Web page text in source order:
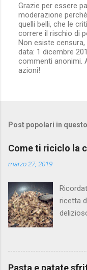
P
o
s
t
a
u
n
n
o
Grazie per essere
moderazione
quelli belli, che le
correre il rischio di
Non esiste
data: 1 dicembre
commenti anonimi.
azioni!
Post popolari in
Come ti riciclo la
marzo 27, 2019
ricetta
alla
Pasta e patate